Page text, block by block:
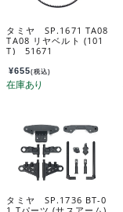
タミヤ SP.1671 TA08
TA08 リヤベルト (101
T) 51671
¥655(税込)
タミヤ SP.1736 BT-0